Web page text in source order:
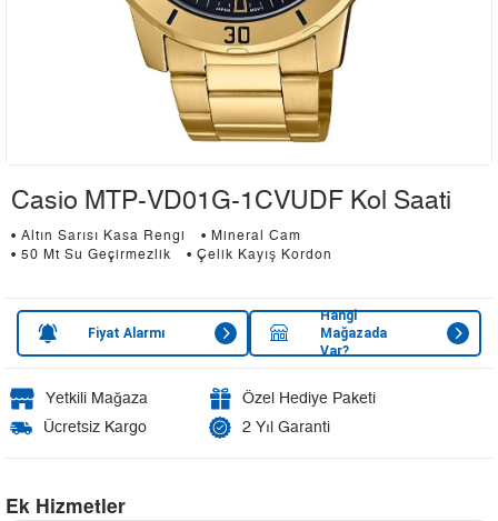
Casio MTP-VD01G-1CVUDF Kol Saati
• Altın Sarısı Kasa Rengi
• Mineral Cam
• 50 Mt Su Geçirmezlik
• Çelik Kayış Kordon
Fiyat Alarmı
Hangi
Mağazada
Var?
Yetkili Mağaza
Özel Hediye Paketi
Ücretsiz Kargo
2 Yıl Garanti
Ek Hizmetler